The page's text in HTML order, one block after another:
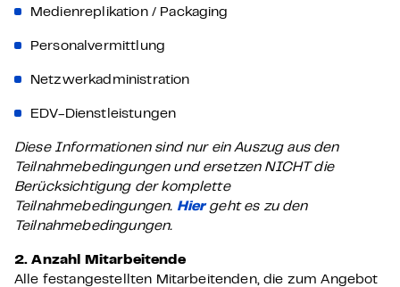
Medienreplikation / Packaging
Personalvermittlung
Netzwerkadministration
EDV-Dienstleistungen
Diese Informationen sind nur ein Auszug aus den
Teilnahmebedingungen und ersetzen NICHT die
Berücksichtigung der komplette
Teilnahmebedingungen. Hiergeht es zu den
Teilnahmebedingungen.
2. Anzahl Mitarbeitende
Alle festangestellten Mitarbeitenden, die zum Angebot